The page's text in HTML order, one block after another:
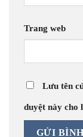
Trang web
Lưu tên
duyệt này cho